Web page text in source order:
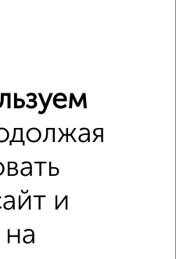
рядом
от Южная набережная 10
и